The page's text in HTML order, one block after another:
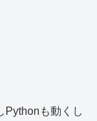
Pythonも動くし